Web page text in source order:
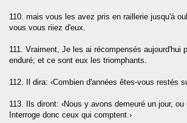
110. mais vous les avez pris en raillerie jusqu'à
vous vous riiez d'eux.
111. Vraiment, Je les ai récompensés aujourd'hui
enduré; et ce sont eux les triomphants.
112. Il dira: ‹Combien d'années êtes-vous restés
113. Ils diront: ‹Nous y avons demeuré un jour, ou
Interroge donc ceux qui comptent.›